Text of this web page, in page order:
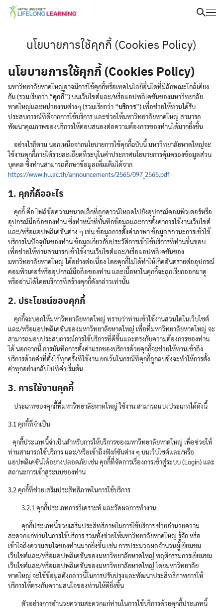
นโยบายการใช้คุกกี้ (Cookies Policy)
นโยบายการใช้คุกกี้ (Cookies Policy)
มหาวิทยาลัยหาดใหญ่อาจมีการใช้คุกกี้หรือเทคโนโลยีอื่นใดที่มีลักษณะใกล้เคียง
กัน (รวมเรียกว่า “คุกกี้”) บนเว็บไซต์และ/หรือแอปพลิเคชันของมหาวิทยาลัย
หาดใหญ่และหน่วยงานต่างๆ (รวมเรียกว่า “บริการ”) เพื่อช่วยให้ท่านได้รับ
ประสบการณ์ที่ดีจากการใช้บริการ และช่วยให้มหาวิทยาลัยหาดใหญ่ สามารถ
พัฒนาคุณภาพของบริการให้ตอบสนองต่อความต้องการของท่านได้มากยิ่งขึ้น
อย่างไรก็ตาม นอกเหนือจากนโยบายการใช้คุกกี้ฉบับนี้ มหาวิทยาลัยหาดใหญ่จะ
ใช้งานคุกกี้ภายใต้รายละเอียดที่ระบุในคำประกาศนโยบายการคุ้มครองข้อมูลส่วน
บุคคล ซึ่งท่านสามารถศึกษาข้อมูลเพิ่มเติมได้จาก
https://www.hu.ac.th/announcements/2565/097_2565.pdf
1. คุกกี้คืออะไร
คุกกี้ คือ ไฟล์ข้อความขนาดเล็กที่ถูกดาวน์โหลดไปยังอุปกรณ์คอมพิวเตอร์หรือ
อุปกรณ์มือถือของท่าน ซึ่งทำหน้าที่บันทึกข้อมูลและการตั้งค่าการใช้งานเว็บไซต์
และ/หรือแอปพลิเคชันต่าง ๆ เช่น ข้อมูลการตั้งค่าภาษา ข้อมูลสถานะการเข้าใช้
บริการในปัจจุบันของท่าน ข้อมูลเกี่ยวกับประวัติการเข้าใช้บริการที่ท่านชื่นชอบ
เพื่อช่วยให้ท่านสามารถเข้าใช้งานเว็บไซต์และ/หรือแอปพลิเคชันของ
มหาวิทยาลัยหาดใหญ่ ได้อย่างต่อเนื่อง โดยคุกกี้ไม่ได้ทำให้เกิดอันตรายต่ออุปกรณ์
คอมพิวเตอร์หรืออุปกรณ์มือถือของท่าน และเนื้อหาในคุกกี้จะถูกเรียกออกมาดู
หรืออ่านได้โดยบริการที่สร้างคุกกี้ดังกล่าวเท่านั้น
2. ประโยชน์ของคุกกี้
คุกกี้จะบอกให้มหาวิทยาลัยหาดใหญ่ ทราบว่าท่านเข้าใช้งานส่วนใดในเว็บไซต์
และ/หรือแอปพลิเคชันของมหาวิทยาลัยหาดใหญ่ เพื่อที่มหาวิทยาลัยหาดใหญ่ จะ
สามารถมอบประสบการณ์การใช้บริการที่ดีขึ้นและตรงกับความต้องการของท่าน
ได้ นอกจากนี้ การบันทึกการตั้งค่าแรกของบริการด้วยคุกกี้จะช่วยให้ท่านเข้าถึง
บริการด้วยค่าที่ตั้งไว้ทุกครั้งที่ใช้งาน ยกเว้นในกรณีที่คุกกี้ถูกลบซึ่งจะทำให้การตั้ง
ค่าทุกอย่างกลับไปที่ค่าเริ่มต้น
3. การใช้งานคุกกี้
ประเภทของคุกกี้ที่มหาวิทยาลัยหาดใหญ่ ใช้งาน สามารถแบ่งประเภทได้ดังนี้
3.1 คุกกี้ที่จำเป็น
คุกกี้ประเภทนี้จำเป็นสำหรับการให้บริการของมหาวิทยาลัยหาดใหญ่ เพื่อช่วยให้
ท่านสามารถใช้บริการ และ/หรือเข้าถึงฟังก์ชันต่าง ๆ บนเว็บไซต์และ/หรือ
แอปพลิเคชันได้อย่างปลอดภัย เช่น คุกกี้ที่จัดการเรื่องการเข้าสู่ระบบ (Login) และ
สถานะการเข้าสู่ระบบของท่าน
3.2 คุกกี้ที่ช่วยเสริมประสิทธิภาพในการใช้บริการ
3.2.1 คุกกี้ประเภทการวิเคราะห์ และวัดผลการทำงาน
คุกกี้ประเภทนี้ช่วยเสริมประสิทธิภาพในการใช้บริการ ช่วยอำนวยความ
สะดวกแก่ท่านในการใช้บริการ รวมทั้งช่วยให้มหาวิทยาลัยหาดใหญ่ รู้จัก หรือ
เข้าใจถึงความสนใจของท่านมากยิ่งขึ้น เช่น การประมวลผลจำนวนผู้เยี่ยมชม
เว็บไซต์และ/หรือแอปพลิเคชันของมหาวิทยาลัยหาดใหญ่ พฤติกรรมการเยี่ยมชม
เว็บไซต์และ/หรือแอปพลิเคชันของมหาวิทยาลัยหาดใหญ่ โดยมหาวิทยาลัย
หาดใหญ่ จะใช้ข้อมูลดังกล่าวนี้ในการปรับปรุงและพัฒนาประสิทธิภาพการให้
บริการให้ตรงกับความสนใจของท่านให้ดียิ่งขึ้น
ตัวอย่างการอำนวยความสะดวกแก่ท่านในการใช้บริการด้วยคุกกี้ประเภทนี้